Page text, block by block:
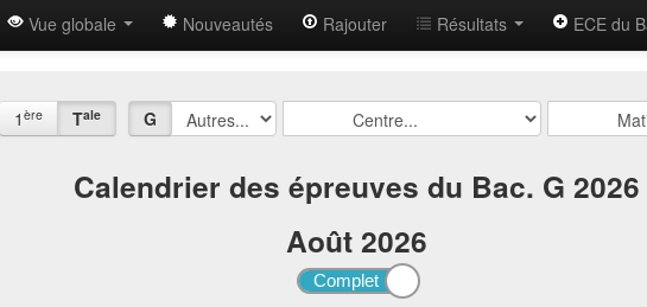
Vue globale Nouveautés Rajouter Résultats ECE du
1 ère Tale G
Calendrier des épreuves du Bac. G 2026
Août2026